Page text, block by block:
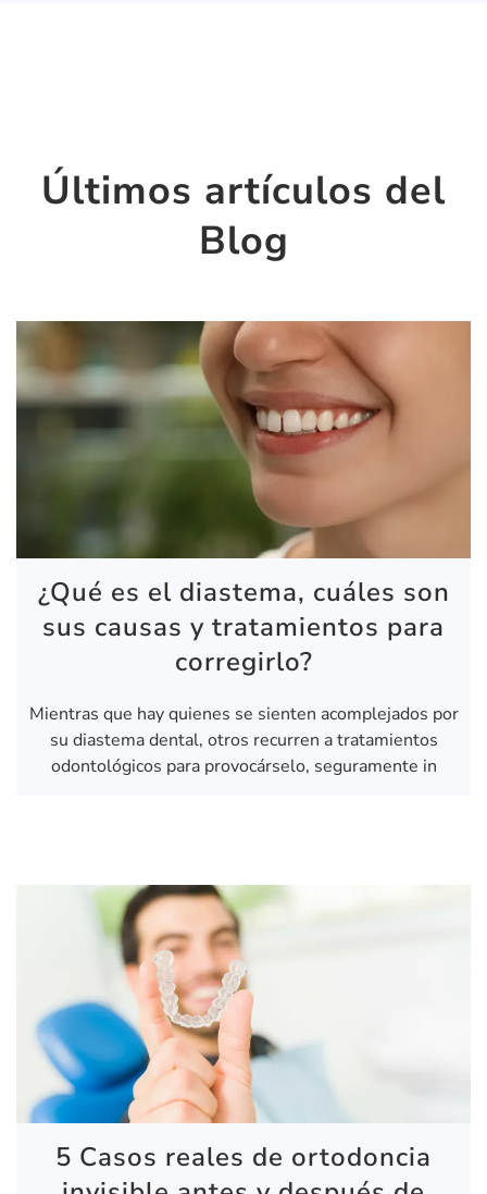
Últimos artículos del
Blog
¿Qué es el diastema, cuáles son
sus causas y tratamientos para
corregirlo?
Mientras que hay quienes se sienten acomplejados por
su diastema dental, otros recurren a tratamientos
odontológicos para provocárselo, seguramente in
5 Casos reales de ortodoncia